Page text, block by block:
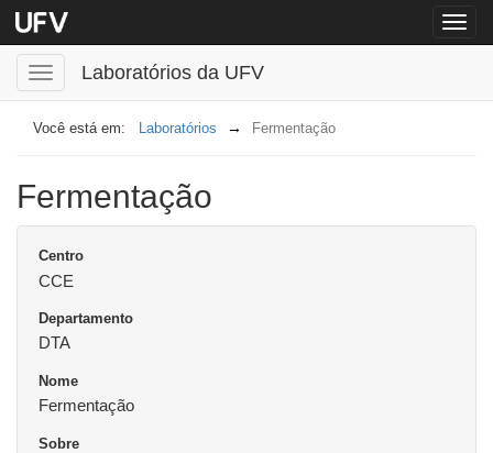
Menu
Menu
Laboratórios da UFV
Laboratórios Fermentação
Fermentação
Centro
CCE
Departamento
DTA
Nome
Fermentação
Sobre